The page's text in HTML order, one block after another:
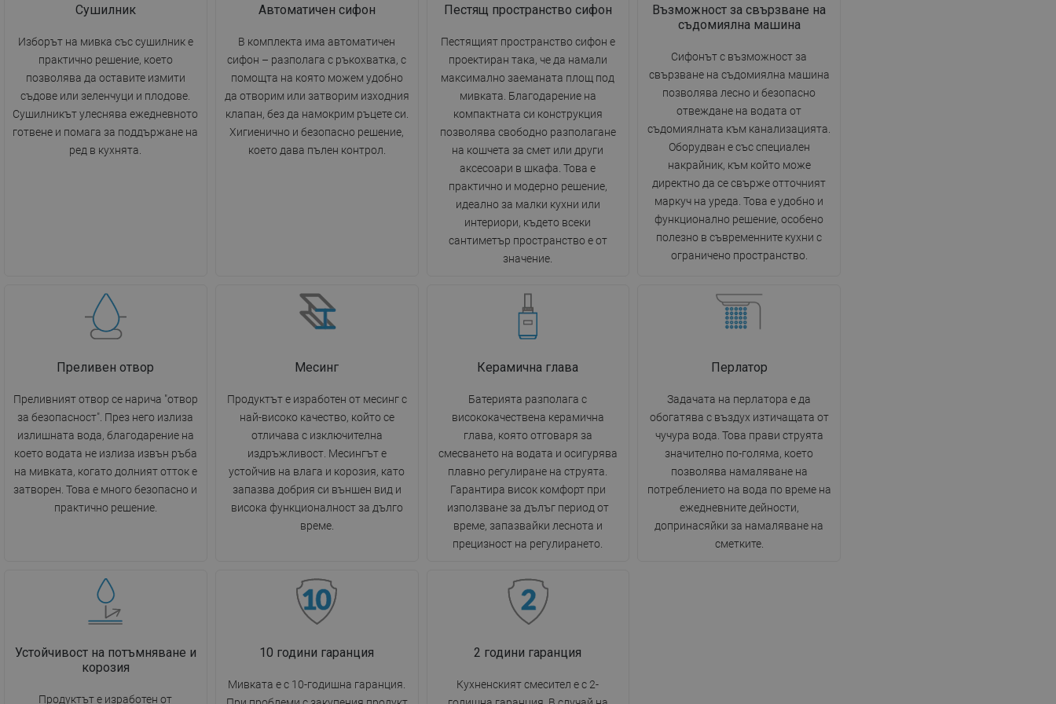
Сушилник
Изборът на мивка със сушилник е
практично решение, което
позволява да оставите измити
съдове или зеленчуци и плодове.
Сушилникът улеснява ежедневното
готвене и помага за поддържане на
ред в кухнята.
Автоматичен сифон
В комплекта има автоматичен
сифон – разполага с ръкохватка, с
помощта на която можем удобно
да отворим или затворим изходния
клапан, без да намокрим ръцете си.
Хигиенично и безопасно решение,
което дава пълен контрол.
Пестящ пространство сифон
Пестящият пространство сифон е
проектиран така, че да намали
максимално заеманата площ под
мивката. Благодарение на
компактната си конструкция
позволява свободно разполагане
на кошчета за смет или други
аксесоари в шкафа. Това е
практично и модерно решение,
идеално за малки кухни или
интериори, където всеки
сантиметър пространство е от
значение.
Възможност за свързване на
съдомиялна машина
Сифонът с възможност за
свързване на съдомиялна машина
позволява лесно и безопасно
отвеждане на водата от
съдомиялната към канализацията.
Оборудван е със специален
накрайник, към който може
директно да се свърже отточният
маркуч на уреда. Това е удобно и
функционално решение, особено
полезно в съвременните кухни с
ограничено пространство.
Преливен отвор
Преливният отвор се нарича "отвор
за безопасност". През него излиза
излишната вода, благодарение на
което водата не излиза извън ръба
на мивката, когато долният отток е
затворен. Това е много безопасно и
практично решение.
Месинг
Продуктът е изработен от месинг с
най-високо качество, който се
отличава с изключителна
издръжливост. Месингът е
устойчив на влага и корозия, като
запазва добрия си външен вид и
висока функционалност за дълго
време.
Керамична глава
Батерията разполага с
висококачествена керамична
глава, която отговаря за
смесването на водата и осигурява
плавно регулиране на струята.
Гарантира висок комфорт при
използване за дълъг период от
време, запазвайки леснота и
прецизност на регулирането.
Перлатор
Задачата на перлатора е да
обогатява с въздух изтичащата от
чучура вода. Това прави струята
значително по-голяма, което
позволява намаляване на
потреблението на вода по време на
ежедневните дейности,
допринасяйки за намаляване на
сметките.
Устойчивост на потъмняване и
корозия
Продуктът е изработен от
10 години гаранция
Мивката е с 10-годишна гаранция.
2 години гаранция
Кухненският смесител е с 2-
SWEDISH
FINNISH
CROATIAN
SLOVENIAN